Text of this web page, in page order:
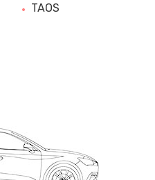
TAOS